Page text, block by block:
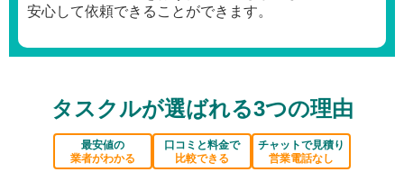
安心して依頼できることができます。
タスクルが選ばれる3つの理由
最安値の
業者がわかる
口コミと料金で
比較できる
チャットで見積り
営業電話なし